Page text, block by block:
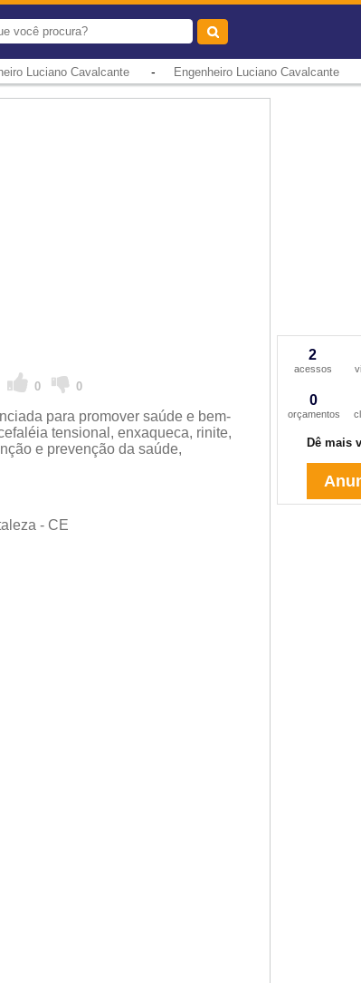
Luciano Cavalcante- Engenheiro Luciano Cavalcante
0 0
para promover saúde e bem-
tensional, enxaqueca, rinite,
e prevenção da saúde,
- CE
2
acessos
0
orçamentos
Dê mais